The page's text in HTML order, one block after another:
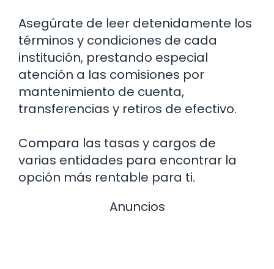
Asegúrate de leer detenidamente los
términos y condiciones de cada
institución, prestando especial
atención a las comisiones por
mantenimiento de cuenta,
transferencias y retiros de efectivo.
Compara las tasas y cargos de
varias entidades para encontrar la
opción más rentable para ti.
Anuncios